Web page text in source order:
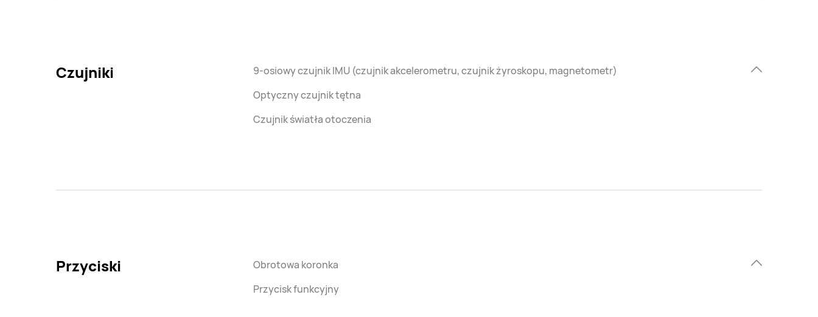
Czujniki
9-osiowy czujnik IMU (czujnik akcelerometru, czujnik żyroskopu, magnetometr)
Optyczny czujnik tętna
Czujnik światła otoczenia
Przyciski
Obrotowa koronka
Przycisk funkcyjny